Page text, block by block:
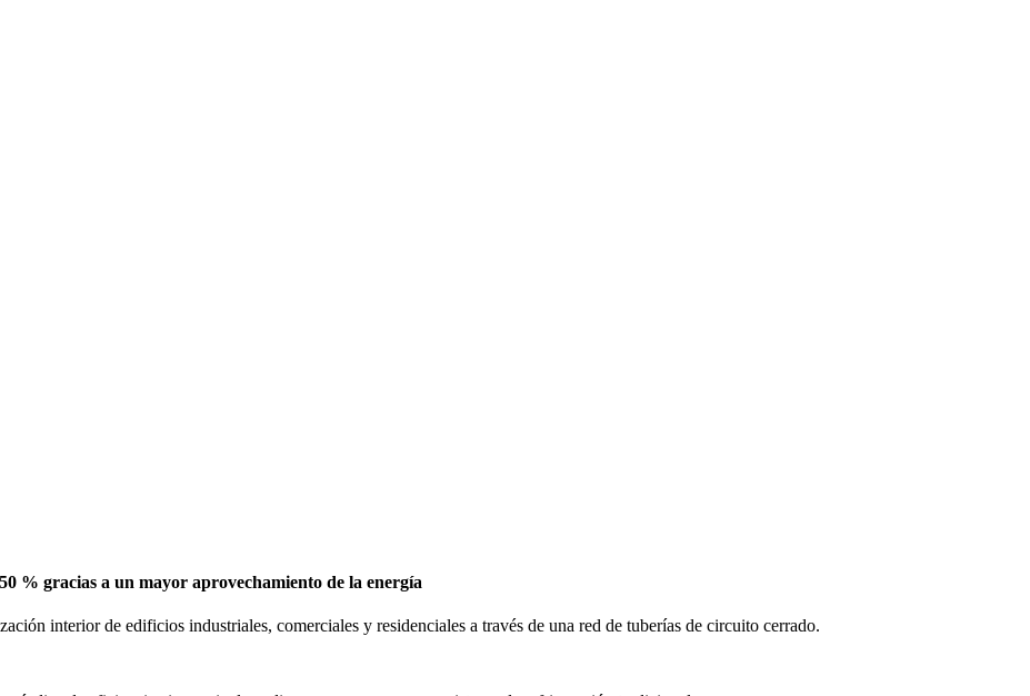
% gracias a un mayor aprovechamiento de la energía
interior de edificios industriales, comerciales y residenciales a través de una red de tuberías de circuito cerrado.